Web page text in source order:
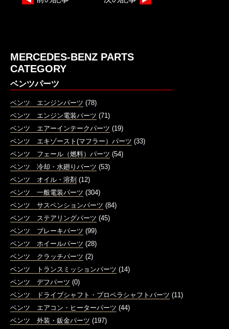
MERCEDES-BENZ PARTS
CATEGORY
ベンツパーツ
ベンツ エンジンパーツ (78)
ベンツ エンジン電装パーツ (71)
ベンツ エアーインテークパーツ (19)
ベンツ エキゾースト(マフラー）パーツ (33)
ベンツ フェール（燃料）パーツ (54)
ベンツ 冷却・水廻りパーツ (53)
ベンツ オイル・溶剤 (12)
ベンツ 一般電装パーツ (304)
ベンツ サスペンションパーツ (84)
ベンツ ステアリングパーツ (45)
ベンツ ブレーキパーツ (99)
ベンツ ホイールパーツ (28)
ベンツ クラッチパーツ (2)
ベンツ トランスミッションパーツ (14)
ベンツ デフパーツ (0)
ベンツ ドライブシャフト・プロペラシャフトパーツ (11)
ベンツ エアコン・ヒーターパーツ (44)
ベンツ 外装・鈑金パーツ (197)